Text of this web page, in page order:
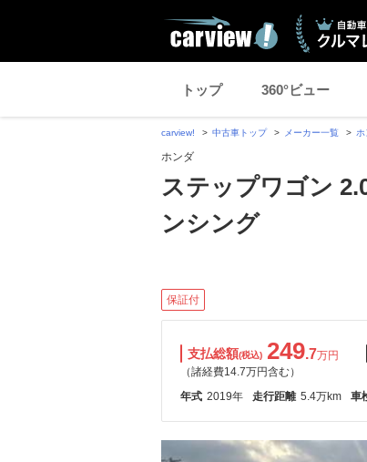
トップ 360°ビュー
carview! 中古車トップ メーカー一覧
ホンダ
ステップワゴン
ンシング
保証付
支払総額(税込) 249.7万円
（諸経費14.7万円含む）
年式 2019年 走行距離 5.4万km 車